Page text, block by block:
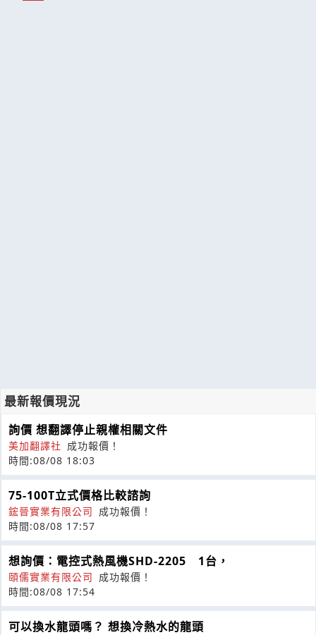
最新報價現況
詢價 想翻譯停止親權相關文件
美加翻譯社 成功報價！
時間:08/08 18:03
75-100T立式價格比較諮詢
鋐晉實業有限公司 成功報價！
時間:08/08 17:57
想詢價：電控式熱風機SHD-2205 1台，
頤儒實業有限公司 成功報價！
時間:08/08 17:54
可以換水龍頭嗎？ 想換冷熱水的龍頭